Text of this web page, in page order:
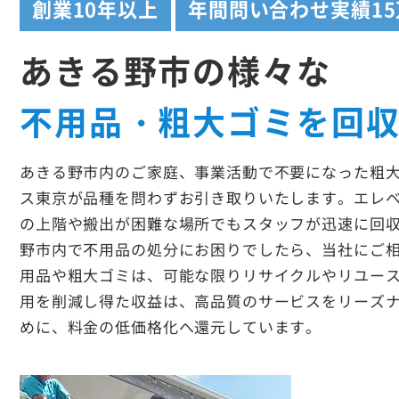
創業10年以上 年間問い合わせ実績
あきる野市の様々な
不用品・粗大ゴミを回
あきる野市内のご家庭、事業活動で不要になった粗
ス東京が品種を問わずお引き取りいたします。エレ
の上階や搬出が困難な場所でもスタッフが迅速に回
野市内で不用品の処分にお困りでしたら、当社にご
用品や粗大ゴミは、可能な限りリサイクルやリユー
用を削減し得た収益は、高品質のサービスをリーズ
めに、料金の低価格化へ還元しています。